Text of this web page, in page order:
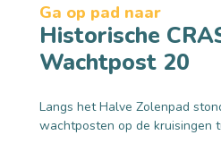
Ga op pad naar
Historische
Wachtpost 20
Langs het Halve Zolenpad
wachtposten op de kruisingen